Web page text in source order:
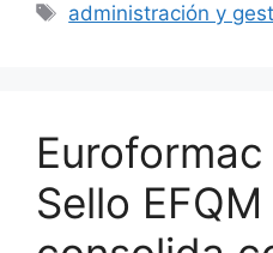
administración y
Sello